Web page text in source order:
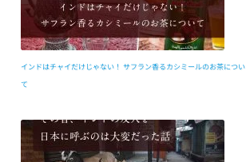
インドはチャイだけじゃない！ サフラン香るカシミールのお茶につい
て